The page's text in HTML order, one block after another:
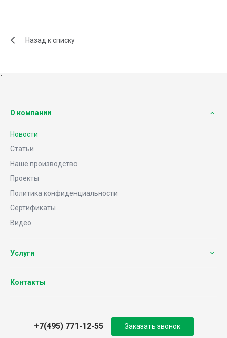
Назад к списку
`
О компании
Новости
Статьи
Наше производство
Проекты
Политика конфиденциальности
Сертификаты
Видео
Услуги
Контакты
+7(495) 771-12-55 Заказать звонок